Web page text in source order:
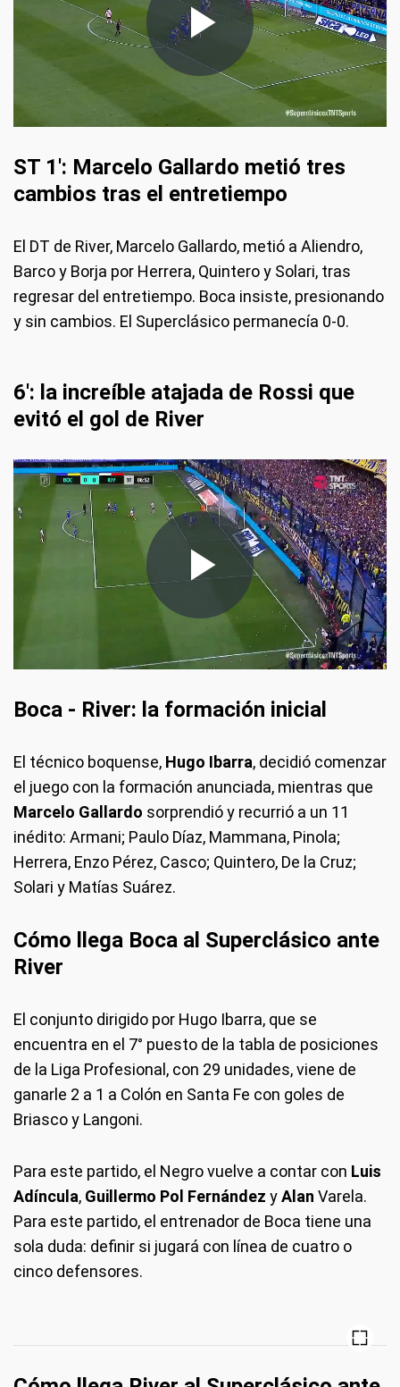
ST 1': Marcelo Gallardo metió tres
cambios tras el entretiempo
El DT de River, Marcelo Gallardo, metió a Aliendro,
Barco y Borja por Herrera, Quintero y Solari, tras
regresar del entretiempo. Boca insiste, presionando
y sin cambios. El Superclásico permanecía 0-0.
6': la increíble atajada de Rossi que
evitó el gol de River
Boca - River: la formación inicial
El técnico boquense, Hugo Ibarra, decidió comenzar
el juego con la formación anunciada, mientras que
Marcelo Gallardo sorprendió y recurrió a un 11
inédito: Armani; Paulo Díaz, Mammana, Pinola;
Herrera, Enzo Pérez, Casco; Quintero, De la Cruz;
Solari y Matías Suárez.
Cómo llega Boca al Superclásico ante
River
El conjunto dirigido por Hugo Ibarra, que se
encuentra en el 7° puesto de la tabla de posiciones
de la Liga Profesional, con 29 unidades, viene de
ganarle 2 a 1 a Colón en Santa Fe con goles de
Briasco y Langoni.
Para este partido, el Negro vuelve a contar con Luis
Adíncula, Guillermo Pol Fernández yAlan Varela.
Para este partido, el entrenador de Boca tiene una
sola duda: definir si jugará con línea de cuatro o
cinco defensores.